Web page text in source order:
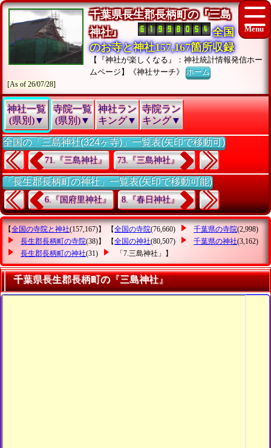
千葉県長生郡長柄町の『三島
神社』
全国
のお寺と神社157,167箇所収録
【『神社が楽しくなる』：神社統計情報発信ホー
ムページ】《神社サーチ》ホーム
[As of 26/07/28]
神社一覧
(県別)▼
寺院一覧
(県別)▼
神社ラン
キング▼
寺院ラン
キング▼
全国の「三島神社(324ヶ寺)」一覧表(矢印で移動可)
71.『三島神社』 73.『三島神社』
「長生郡長柄町の神社」一覧表(矢印で移動可能)
6.『国府里神社』 8.『春日神社』
【全国の寺院と神社(157,167)】 【全国の寺院(76,660) 千葉県の寺院(2,998)
長生郡長柄町の寺院(38)】 【全国の神社(80,507) 千葉県の神社(3,162)
長生郡長柄町の神社(31) 「7.三島神社」 】
千葉県長生郡長柄町の『三島神社』